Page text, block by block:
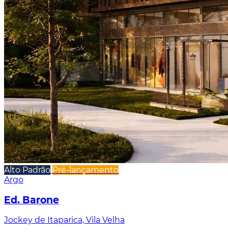
Alto Padrão Pré-lançamento
Argo
Ed. Barone
Jockey de Itaparica, Vila Velha